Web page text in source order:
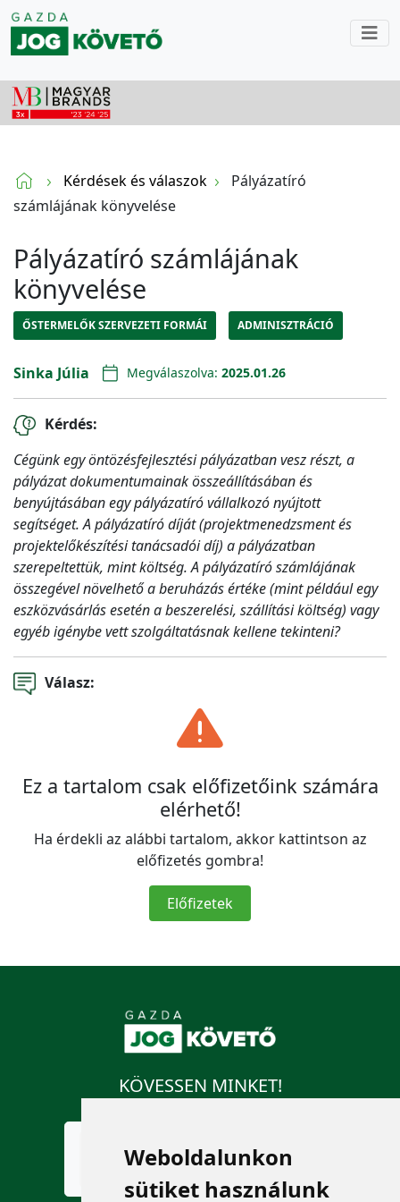
Weboldalunkon
sütiket használunk
Kérdések és válaszok
Pályázatíró
számlájának könyvelése
Pályázatíró számlájának
könyvelése
ŐSTERMELŐK SZERVEZETI FORMÁI ADMINISZTRÁCIÓ
Sinka Júlia Megválaszolva: 2025.01.26
Kérdés:
Cégünk egy öntözésfejlesztési pályázatban vesz részt, a
pályázat dokumentumainak összeállításában és
benyújtásában egy pályázatíró vállalkozó nyújtott
segítséget. A pályázatíró díját (projektmenedzsment és
projektelőkészítési tanácsadói díj) a pályázatban
szerepeltettük, mint költség. A pályázatíró számlájának
összegével növelhető a beruházás értéke (mint például egy
eszközvásárlás esetén a beszerelési, szállítási költség) vagy
egyéb igénybe vett szolgáltatásnak kellene tekinteni?
Válasz:
Ez a tartalom csak előfizetőink számára
elérhető!
Ha érdekli az alábbi tartalom, akkor kattintson az
előfizetés gombra!
Előfizetek
KÖVESSEN MINKET!